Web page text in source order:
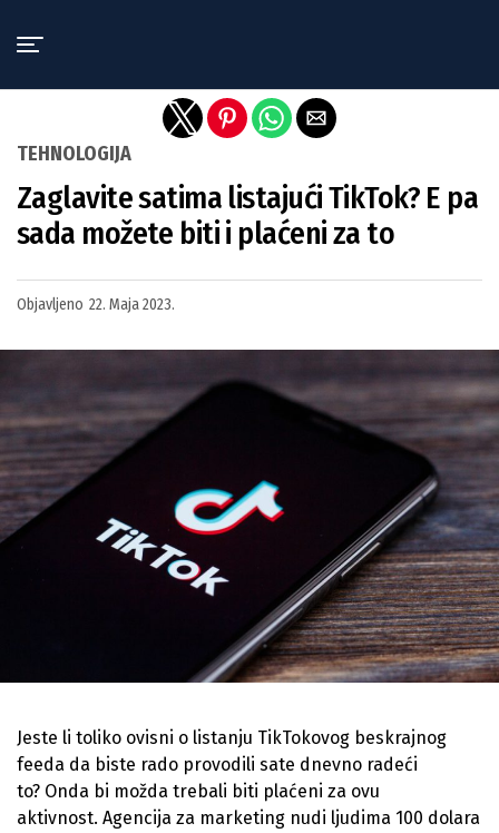
TEHNOLOGIJA
Zaglavite satima listajući TikTok? E pa
sada možete biti i plaćeni za to
Objavljeno 22. Maja 2023.
Jeste li toliko ovisni o listanju TikTokovog beskrajnog
feeda da biste rado provodili sate dnevno radeći
to? Onda bi možda trebali biti plaćeni za ovu
aktivnost. Agencija za marketing nudi ljudima 100 dolara